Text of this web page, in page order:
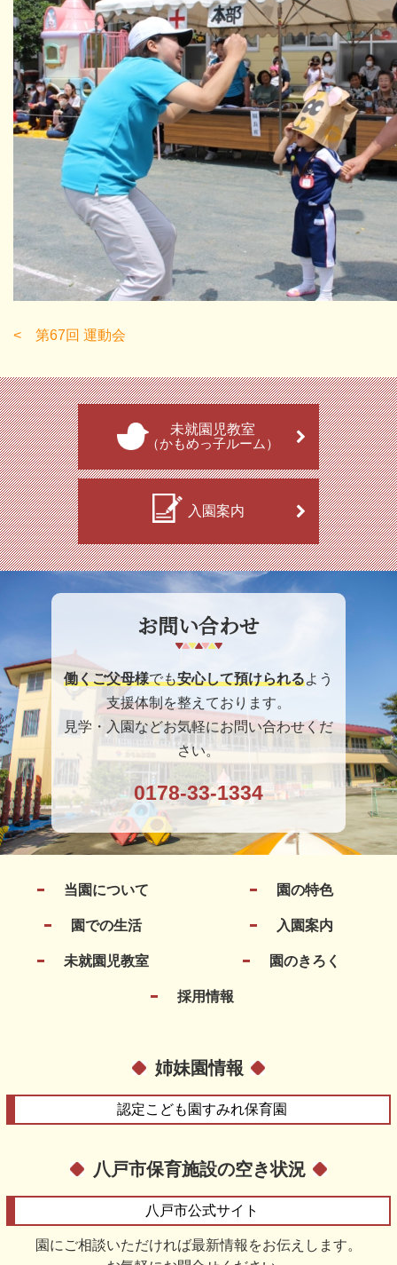
第67回 運動会
未就園児教室
（かもめっ子ルーム）
入園案内
お問い合わせ
働くご父母様でも安心して預けられるよう
支援体制を整えております。
見学・入園などお気軽にお問い合わせくだ
さい。
0178-33-1334
当園について 園の特色
園での生活 入園案内
未就園児教室 園のきろく
採用情報
姉妹園情報
認定こども園すみれ保育園
八戸市保育施設の空き状況
八戸市公式サイト
園にご相談いただければ最新情報をお伝えします。